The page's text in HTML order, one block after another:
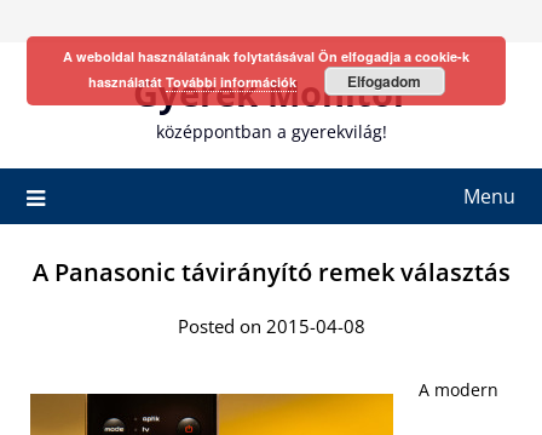
Gyerek Monitor
középpontban a gyerekvilág!
Menu
A Panasonic távirányító remek választás
Posted on 2015-04-08
A modern
A weboldal használatának folytatásával Ön elfogadja a cookie-k
használatát További információk Elfogadom